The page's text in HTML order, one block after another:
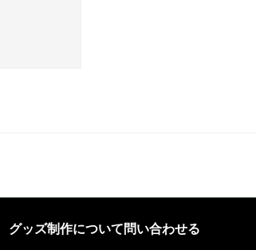
グッズ制作について問い合わせる